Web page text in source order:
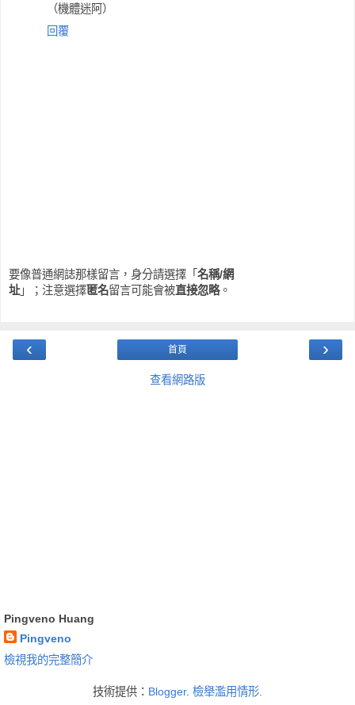
（機體迷阿）
回覆
要像普通網誌那樣留言，身分請選擇「名稱/網
址」；注意選擇匿名留言可能會被直接忽略。
‹ ›
首頁
查看網路版
Pingveno Huang
Pingveno
檢視我的完整簡介
技術提供： Blogger. 檢舉濫用情形